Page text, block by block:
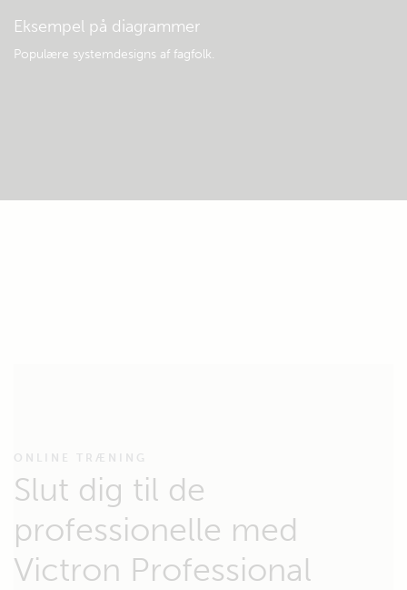
Eksempel på diagrammer
Populære systemdesigns af fagfolk.
ONLINE TRÆNING
Slut dig til de
professionelle med
Victron Professional